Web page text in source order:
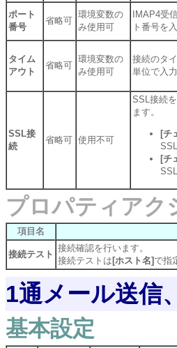
ポート
番号
省略可
環境変数の
み使用可
IMAP4受
ト番号を
タイム
アウト
省略可
環境変数の
み使用可
接続のタ
単位で入
SSL接
続
省略可 使用不可
SSL接続
ます。
[チ
[チ
プロパティアク
項目名
接続テスト
接続確認を行います。
接続テストは [ホスト名] で指
1通メール送信
基本設定